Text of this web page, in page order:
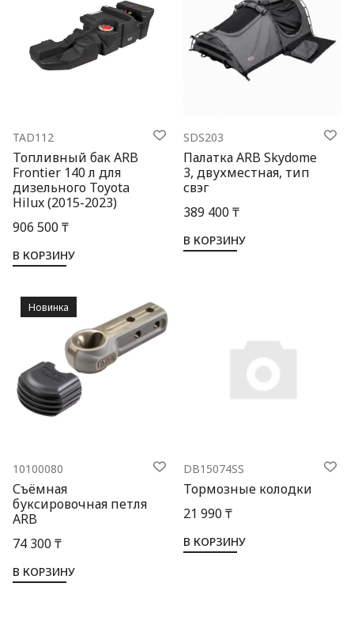
TAD112
Топливный бак ARB
Frontier 140 л для
дизельного Toyota
Hilux (2015-2023)
906 500 ₸
В КОРЗИНУ
SDS203
Палатка ARB Skydome
3, двухместная, тип
свэг
389 400 ₸
В КОРЗИНУ
10100080
Съёмная
буксировочная петля
ARB
74 300 ₸
В КОРЗИНУ
Новинка
DB15074SS
Тормозные колодки
21 990 ₸
В КОРЗИНУ